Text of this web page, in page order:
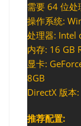
需要 64 位
操作系统:
处理器: Intel
内存: 16 GB
显卡:
8GB
DirectX 版本
推荐配置: